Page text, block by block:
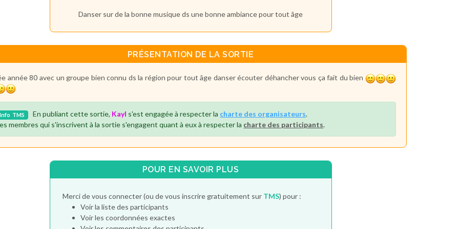
Danser sur de la bonne musique ds une bonne ambiance pour tout âge
PRÉSENTATION DE LA SORTIE
année 80 avec un groupe bien connu ds la région pour tout âge danser écouter déhancher vous ça fait du bien
Info TMS En publiant cette sortie, Kayl s'est engagée à respecter la charte des organisateurs.
membres qui s'inscrivent à la sortie s'engagent quant à eux à respecter la charte des participants.
POUR EN SAVOIR PLUS
Merci de vous connecter (ou de vous inscrire gratuitement sur TMS) pour :
Voir la liste des participants
Voir les coordonnées exactes